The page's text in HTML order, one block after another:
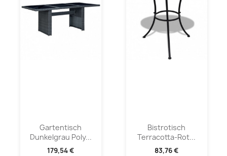
Gartentisch
Dunkelgrau Poly...
179,54 €
Bistrotisch
Terracotta-Rot...
83,76 €